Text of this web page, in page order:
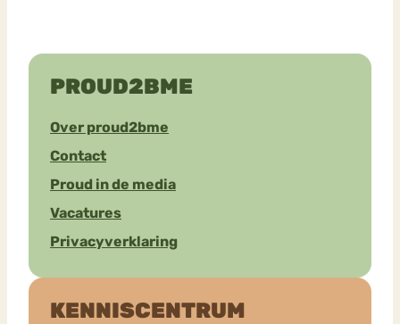
PROUD2BME
Over proud2bme
Contact
Proud in de media
Vacatures
Privacyverklaring
KENNISCENTRUM